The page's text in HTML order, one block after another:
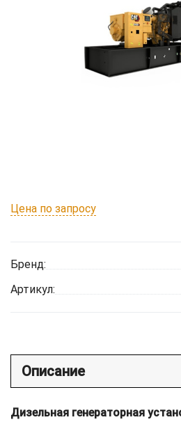
Цена по запросу
Бренд:
Артикул:
Описание
Дизельная генераторная